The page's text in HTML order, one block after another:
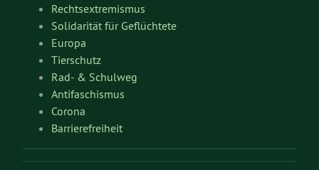
Rechtsextremismus
Solidarität für Geflüchtete
Europa
Tierschutz
Rad- & Schulweg
Antifaschismus
Corona
Barrierefreiheit